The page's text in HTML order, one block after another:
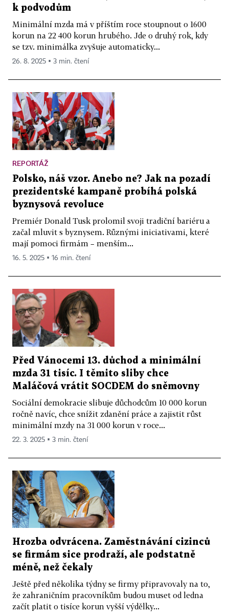
k podvodům
Minimální mzda má v příštím roce stoupnout o 1600
korun na 22 400 korun hrubého. Jde o druhý rok, kdy
se tzv. minimálka zvyšuje automaticky...
26. 8. 2025 ▪ 3 min. čtení
REPORTÁŽ
Polsko, náš vzor. Anebo ne? Jak na pozadí
prezidentské kampaně probíhá polská
byznysová revoluce
Premiér Donald Tusk prolomil svoji tradiční bariéru a
začal mluvit s byznysem. Různými iniciativami, které
mají pomoci firmám – menším...
16. 5. 2025 ▪ 16 min. čtení
Před Vánocemi 13. důchod a minimální
mzda 31 tisíc. I těmito sliby chce
Maláčová vrátit SOCDEM do sněmovny
Sociální demokracie slibuje důchodcům 10 000 korun
ročně navíc, chce snížit zdanění práce a zajistit růst
minimální mzdy na 31 000 korun v roce...
22. 3. 2025 ▪ 3 min. čtení
Hrozba odvrácena. Zaměstnávání cizinců
se firmám sice prodraží, ale podstatně
méně, než čekaly
Ještě před několika týdny se firmy připravovaly na to,
že zahraničním pracovníkům budou muset od ledna
začít platit o tisíce korun vyšší výdělky...